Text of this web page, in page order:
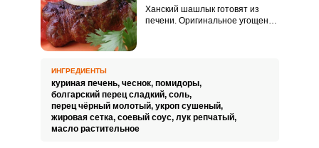
Ханский шашлык готовят из
печени. Оригинальное угощение
ИНГРЕДИЕНТЫ
куриная печень, чеснок, помидоры,
болгарский перец сладкий, соль,
перец чёрный молотый, укроп сушеный,
жировая сетка, соевый соус, лук репчатый,
масло растительное